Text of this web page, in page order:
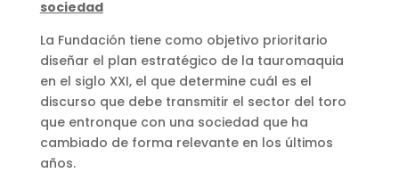
sociedad
La Fundación tiene como objetivo prioritario
diseñar el plan estratégico de la tauromaquia
en el siglo XXI, el que determine cuál es el
discurso que debe transmitir el sector del toro
que entronque con una sociedad que ha
cambiado de forma relevante en los últimos
años.